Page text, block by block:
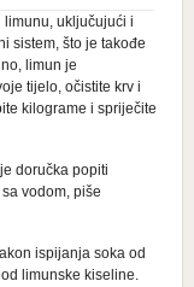
limunu, uključujući i
sistem, što je takođe
limun je
tijelo, očistite krv i
kilograme i spriječite
doručka popiti
vodom, piše
ispijanja soka od
limunske kiseline.